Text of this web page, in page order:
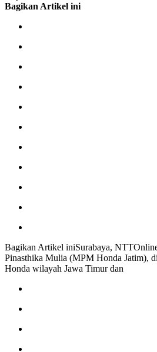
Bagikan Artikel ini
Bagikan Artikel iniSurabaya,
Pinasthika Mulia (MPM Honda Jatim),
Honda wilayah Jawa Timur dan